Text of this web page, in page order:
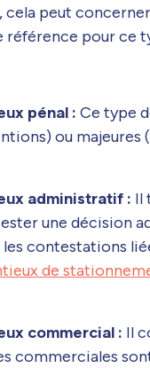
cela peut
référence pour ce
pénal : Ce type
ou majeures
administratif : Il
une décision
contestations
de
commercial : Il
commerciales